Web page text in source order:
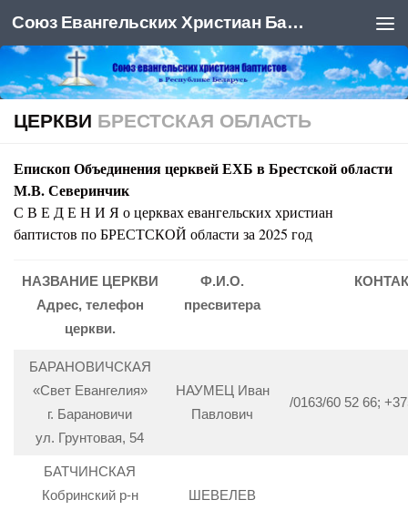
Под записью Союз Евангельских Христиан Баптистов
ЦЕРКВИ БРЕСТСКАЯ ОБЛАСТЬ
Епископ Объединения церквей ЕХБ в Брестской области
М.В. Северинчик
С В Е Д Е Н И Я о церквах евангельских христиан
баптистов по БРЕСТСКОЙ области за 2025 год
НАЗВАНИЕ ЦЕРКВИ
Адрес, телефон
церкви.
Ф.И.О.
пресвитера
БАРАНОВИЧСКАЯ
«Свет Евангелия»
г. Барановичи
ул. Грунтовая, 54
НАУМЕЦ Иван
Павлович
/0163/60 52 66;
БАТЧИНСКАЯ
Кобринский р-н
ШЕВЕЛЕВ